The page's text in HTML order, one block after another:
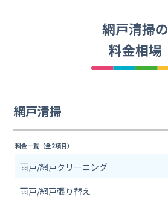
網戸清掃の
料金相場
網戸清掃
料金一覧（全2項目）
雨戸/網戸クリーニング
雨戸/網戸張り替え